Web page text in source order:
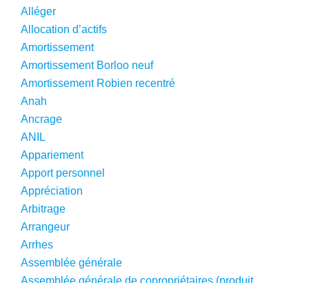
Alléger
Allocation d’actifs
Amortissement
Amortissement Borloo neuf
Amortissement Robien recentré
Anah
Ancrage
ANIL
Appariement
Apport personnel
Appréciation
Arbitrage
Arrangeur
Arrhes
Assemblée générale
Assemblée générale de copropriétaires (produit